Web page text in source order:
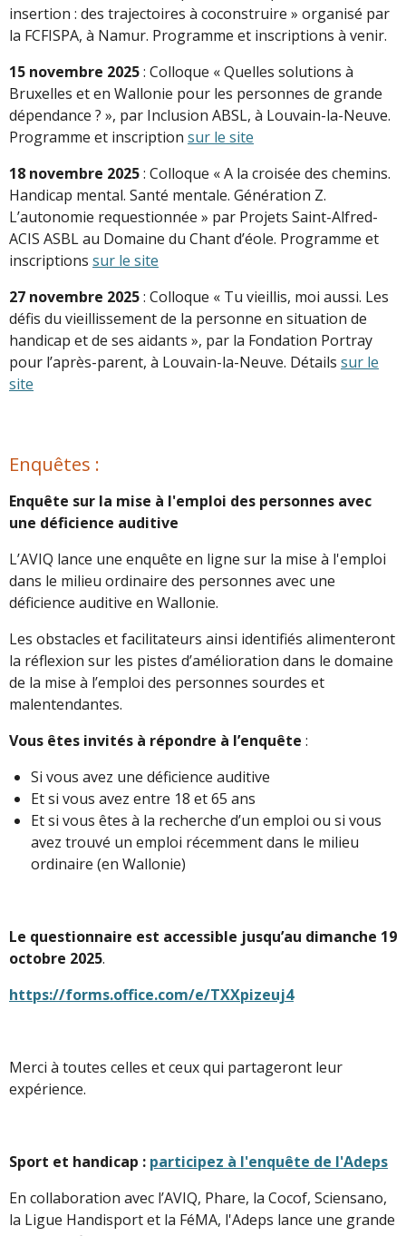
insertion : des trajectoires à coconstruire » organisé par
la FCFISPA, à Namur. Programme et inscriptions à venir.
15 novembre 2025: Colloque « Quelles solutions à
Bruxelles et en Wallonie pour les personnes de grande
dépendance ? », par Inclusion ABSL, à Louvain-la-Neuve.
Programme et inscription sur le site
18 novembre 2025: Colloque « A la croisée des chemins.
Handicap mental. Santé mentale. Génération Z.
L’autonomie requestionnée » par Projets Saint-Alfred-
ACIS ASBL au Domaine du Chant d’éole. Programme et
inscriptions sur le site
27 novembre 2025: Colloque « Tu vieillis, moi aussi. Les
défis du vieillissement de la personne en situation de
handicap et de ses aidants », par la Fondation Portray
pour l’après-parent, à Louvain-la-Neuve. Détails sur le
site
Enquêtes :
Enquête sur la mise à l'emploi des personnes avec
une déficience auditive
L’AVIQ lance une enquête en ligne sur la mise à l'emploi
dans le milieu ordinaire des personnes avec une
déficience auditive en Wallonie.
Les obstacles et facilitateurs ainsi identifiés alimenteront
la réflexion sur les pistes d’amélioration dans le domaine
de la mise à l’emploi des personnes sourdes et
malentendantes.
Vous êtes invités à répondre à l’enquête :
Si vous avez une déficience auditive
Et si vous avez entre 18 et 65 ans
Et si vous êtes à la recherche d’un emploi ou si vous
avez trouvé un emploi récemment dans le milieu
ordinaire (en Wallonie)
Le questionnaire est accessible jusqu’au dimanche 19
octobre 2025.
https://forms.office.com/e/TXXpizeuj4
Merci à toutes celles et ceux qui partageront leur
expérience.
Sport et handicap : participez à l'enquête de l'Adeps
En collaboration avec l’AVIQ, Phare, la Cocof, Sciensano,
la Ligue Handisport et la FéMA, l'Adeps lance une grande